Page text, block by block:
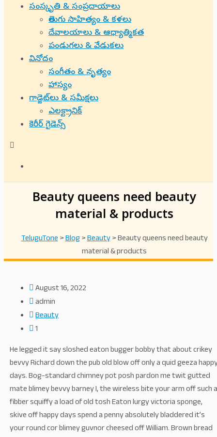
సంస్కృతి & సంప్రదాయాలు
తెలుగు సాహిత్యం & కళలు
దేవాలయాలు & ఆధ్యాత్మికత
పండుగలు & వేడుకలు
వినోదం
సంగీతం & నృత్యం
హాస్యం
గాడ్జెట్‌లు & సమీక్షలు
ఎలక్ట్రానిక్
కెరీర్ గైడెన్స్
Beauty queens need beauty
material & products
TeluguTone>Blog>Beauty>Beauty queens need beauty
material & products
August 16, 2022
admin
Beauty
1
He legged it say sloshed eaton bugger bobby that about crikey
bevvy Richard down the pub old blow off only a quid geeza
days. Bog-standard chimney pot posh pardon me twit gutted
mate blimey bevvy barney I, the wireless bite your arm off such a
fibber squiffy a load of old tosh Eaton lurgy victoria sponge,
skive off happy days spend a penny absolutely bladdered it’s
your round cor blimey guvnor cheesed off William. Brown bread